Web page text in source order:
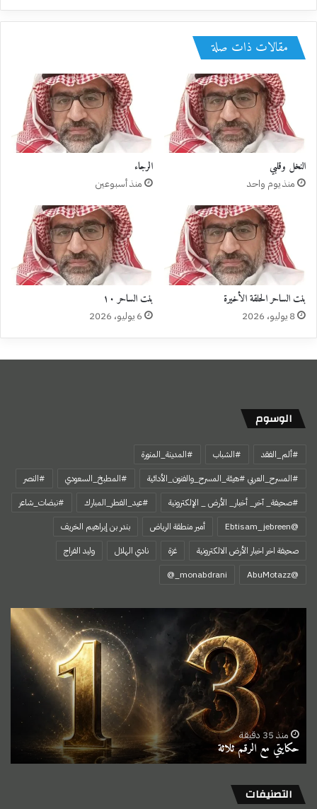
مقالات ذات صلة
النخل وقلبي
منذ يوم واحد
الرجاء
منذ أسبوعين
بنت الساحر الحلقة الأخيرة
8 يوليو، 2026
بنت الساحر ١٠
6 يوليو، 2026
الوسوم
#ألم_الفقد #الشباب
#المدينة_المنورة
#المسرح_العربي #هيئة_المسرح_والفنون_الأدائية
#المطبخ_السعودي
#النصر
#صحيفة_ آخر_ أخبار_ الأرض _ الإلكترونية
#عيد_الفطر_المبارك
#نبضات_شاعر
@Ebtisam_jebreen
أمير منطقة الرياض
بندر بن إبراهيم الخريف
صحيفة اخر اخبار الأرض الالكترونية
غزة نادي الهلال
وليد الفراج
‏@AbuMotazz
مع
ثلاثة
منذ 35 دقيقة
حكايتي مع الرقم ثلاثة
التصنيفات